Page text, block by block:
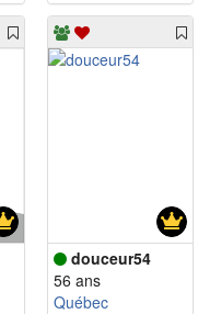
douceur54
56 ans
Québec